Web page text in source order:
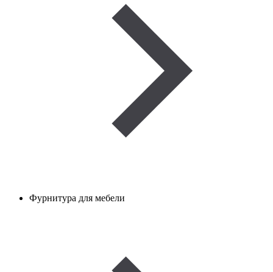
Фурнитура для мебели